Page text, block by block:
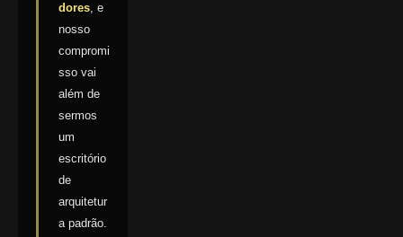
dores, e
nosso
compromi
sso vai
além de
sermos
um
escritório
de
arquitetur
a padrão.